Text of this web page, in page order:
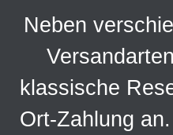
Neben
klassische
Ort-Zahlung